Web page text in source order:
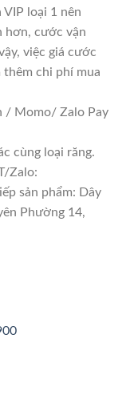
loại 1 nên
hơn, cước vận
việc giá cước
thêm chi phí mua
/ Momo/ Zalo Pay
cùng loại răng.
Zalo:
sản phẩm: Dây
Phường 14,